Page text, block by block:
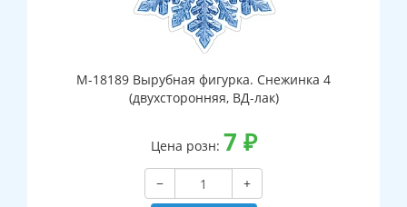
М-18189 Вырубная фигурка. Снежинка 4
(двухсторонняя, ВД-лак)
Цена розн: 7 ₽
−
+